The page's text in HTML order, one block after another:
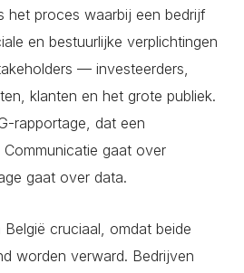
het proces waarbij een bedrijf
en bestuurlijke verplichtingen
— investeerders,
klanten en het grote publiek.
rapportage, dat een
gaat over
gaat over data.
cruciaal, omdat beide
worden verward. Bedrijven